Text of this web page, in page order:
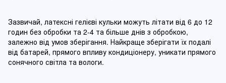
Зазвичай, латексні гелієві кульки можуть літати від 6 до 12
годин без обробки та 2-4 та більше днів з обробкою,
залежно від умов зберігання. Найкраще зберігати їх подалі
від батарей, прямого впливу кондиціонеру, уникати прямого
сонячного світла та вологи.